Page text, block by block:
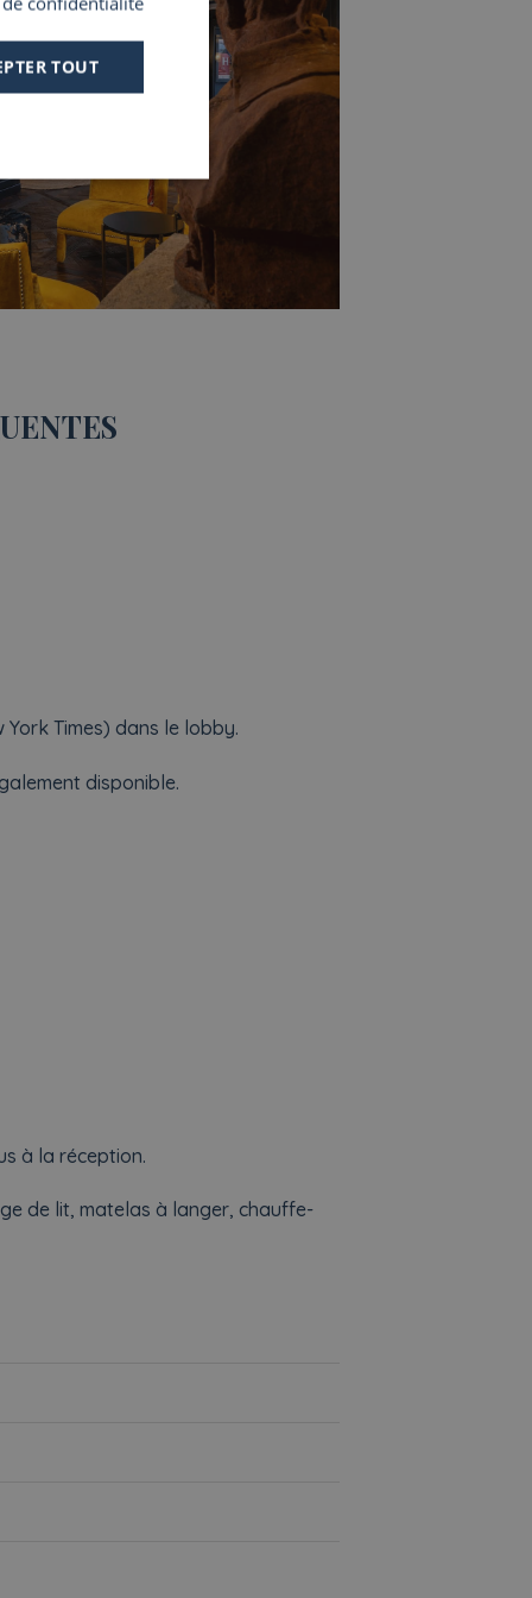
Times) dans le lobby.
disponible.
à la réception.
de lit, matelas à langer, chauffe-
TOUT